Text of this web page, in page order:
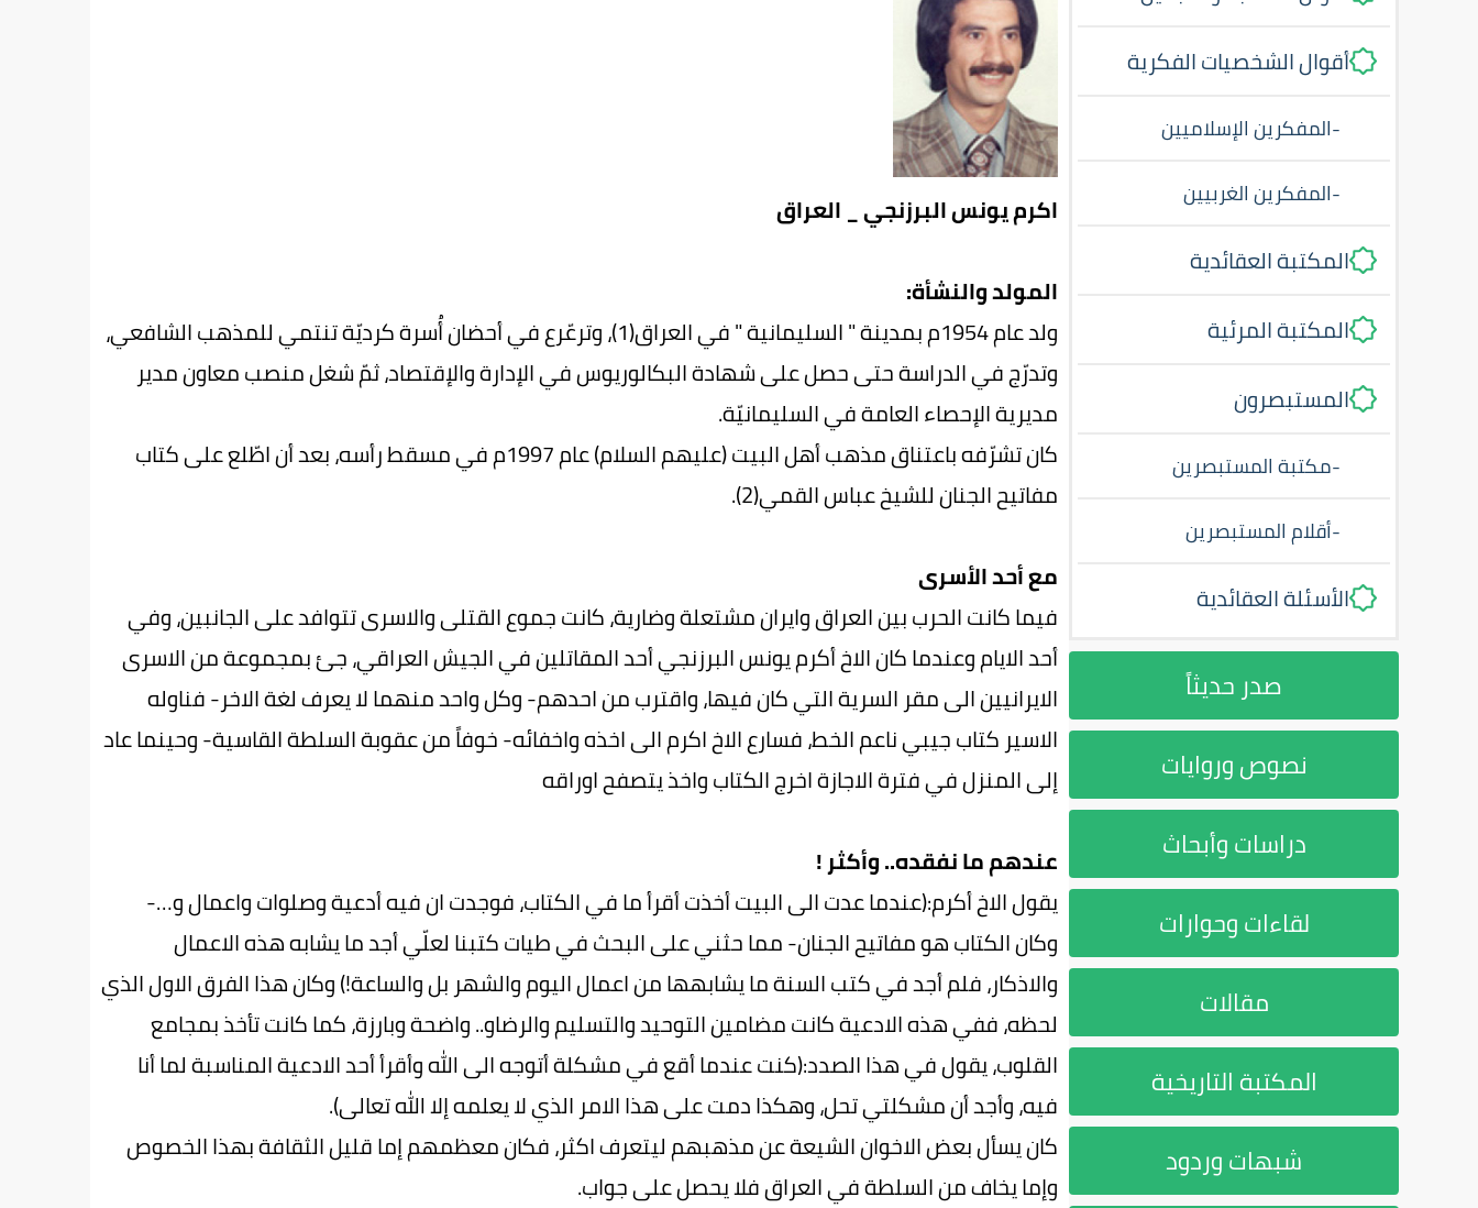
أقوال الشخصيات الفكرية
-المفكرين الإسلاميين
-المفكرين الغربيين
المكتبة العقائدية
المكتبة المرئية
المستبصرون
-مكتبة المستبصرين
-أقلام المستبصرين
الأسئلة العقائدية
صدر حديثاً
نصوص وروايات
دراسات وأبحاث
لقاءات وحوارات
مقالات
المكتبة التاريخية
شبهات وردود
اكرم يونس البرزنجي _ العراق
المولد والنشأة:
ولد عام 1954م بمدينة " السليمانية " في العراق(1)، وترعّرع في أحضان أُسرة كرديّة تنتمي للمذهب الشافعي،
وتدرّج في الدراسة حتى حصل على شهادة البكالوريوس في الإدارة والإقتصاد، ثمّ شغل منصب معاون مدير
مديرية الإحصاء العامة في السليمانيّة.
كان تشرّفه باعتناق مذهب أهل البيت (عليهم السلام) عام 1997م في مسقط رأسه، بعد أن اطّلع على كتاب
مفاتيح الجنان للشيخ عباس القمي(2).
مع أحد الأسرى
فيما كانت الحرب بين العراق وايران مشتعلة وضارية، كانت جموع القتلى والاسرى تتوافد على الجانبين، وفي
أحد الايام وعندما كان الاخ أكرم يونس البرزنجي أحد المقاتلين في الجيش العراقي، جئ بمجموعة من الاسرى
الايرانيين الى مقر السرية التي كان فيها، واقترب من احدهم- وكل واحد منهما لا يعرف لغة الاخر- فناوله
الاسير كتاب جيبي ناعم الخط، فسارع الاخ اكرم الى اخذه واخفائه- خوفاً من عقوبة السلطة القاسية- وحينما عاد
إلى المنزل في فترة الاجازة اخرج الكتاب واخذ يتصفح اوراقه
عندهم ما نفقده.. وأكثر !
يقول الاخ أكرم:(عندما عدت الى البيت أخذت أقرأ ما في الكتاب، فوجدت ان فيه أدعية وصلوات واعمال و…-
وكان الكتاب هو مفاتيح الجنان- مما حثني على البحث في طيات كتبنا لعلّي أجد ما يشابه هذه الاعمال
والاذكار، فلم أجد في كتب السنة ما يشابهها من اعمال اليوم والشهر بل والساعة!) وكان هذا الفرق الاول الذي
لحظه، ففي هذه الادعية كانت مضامين التوحيد والتسليم والرضاو.. واضحة وبارزة، كما كانت تأخذ بمجامع
القلوب، يقول في هذا الصدد:(كنت عندما أقع في مشكلة أتوجه الى الله وأقرأ أحد الادعية المناسبة لما أنا
فيه، وأجد أن مشكلتي تحل، وهكذا دمت على هذا الامر الذي لا يعلمه إلا الله تعالى).
كان يسأل بعض الاخوان الشيعة عن مذهبهم ليتعرف اكثر، فكان معظمهم إما قليل الثقافة بهذا الخصوص
وإما يخاف من السلطة في العراق فلا يحصل على جواب.